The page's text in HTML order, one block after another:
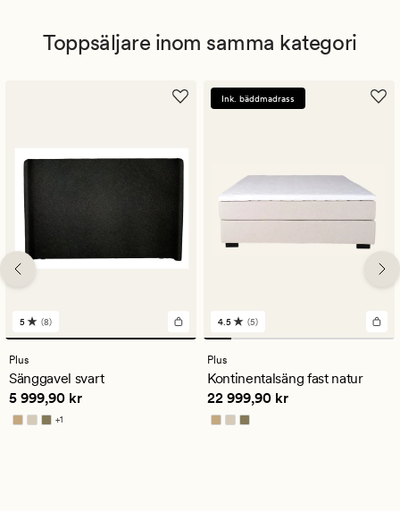
Toppsäljare inom samma kategori
8
omdömen
med
ett
genomsnittligt
betyg
på
5
5 (8)
Plus
Sänggavel svart
Pris 5 999,90 kr
5 999,90 kr
+1
Finns i fler färger
Ink. bäddmadrass
5
omdömen
med
ett
genomsnittligt
betyg
på
4.5
4.5 (5)
Plus
Kontinentalsäng fast natur
Pris 22 999,90 kr
22 999,90 kr